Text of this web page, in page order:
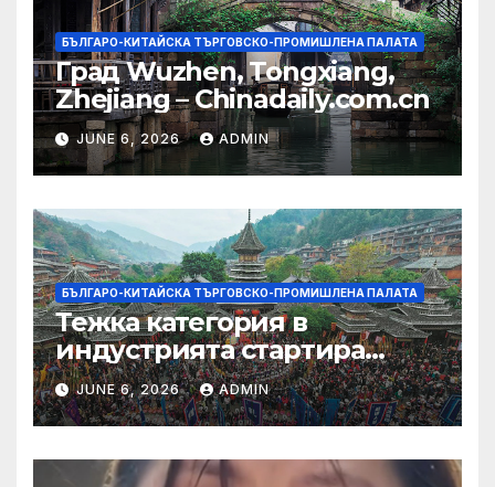
БЪЛГАРО-КИТАЙСКА ТЪРГОВСКО-ПРОМИШЛЕНА ПАЛАТА
Град Wuzhen, Tongxiang,
Zhejiang – Chinadaily.com.cn
JUNE 6, 2026 ADMIN
БЪЛГАРО-КИТАЙСКА ТЪРГОВСКО-ПРОМИШЛЕНА ПАЛАТА
Тежка категория в
индустрията стартира
алианс за космическа
слънчева енергия
JUNE 6, 2026 ADMIN